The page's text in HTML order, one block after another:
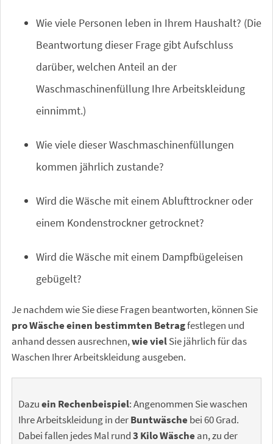
Wie viele Personen leben in Ihrem Haushalt? (Die
Beantwortung dieser Frage gibt Aufschluss
darüber, welchen Anteil an der
Waschmaschinenfüllung Ihre Arbeitskleidung
einnimmt.)
Wie viele dieser Waschmaschinenfüllungen
kommen jährlich zustande?
Wird die Wäsche mit einem Ablufttrockner oder
einem Kondenstrockner getrocknet?
Wird die Wäsche mit einem Dampfbügeleisen
gebügelt?
Je nachdem wie Sie diese Fragen beantworten, können Sie
pro Wäsche einen bestimmten Betragfestlegen und
anhand dessen ausrechnen,wie vielSie jährlich für das
Waschen Ihrer Arbeitskleidung ausgeben.
Dazuein Rechenbeispiel: Angenommen Sie waschen
Ihre Arbeitskleidung in derBuntwäschebei 60 Grad.
Dabei fallen jedes Mal rund3 Kilo Wäschean, zu der